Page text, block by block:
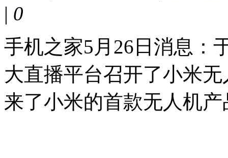
| 0
手机之家5月26日消息：
大直播平台召开了小米
来了小米的首款无人机产